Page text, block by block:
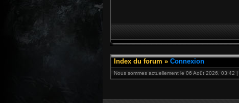
Index du forum » Connexion
Nous sommes actuellement le 06 Août 2026, 03:42